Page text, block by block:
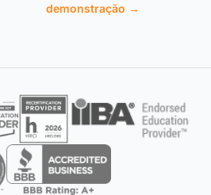
demonstração →